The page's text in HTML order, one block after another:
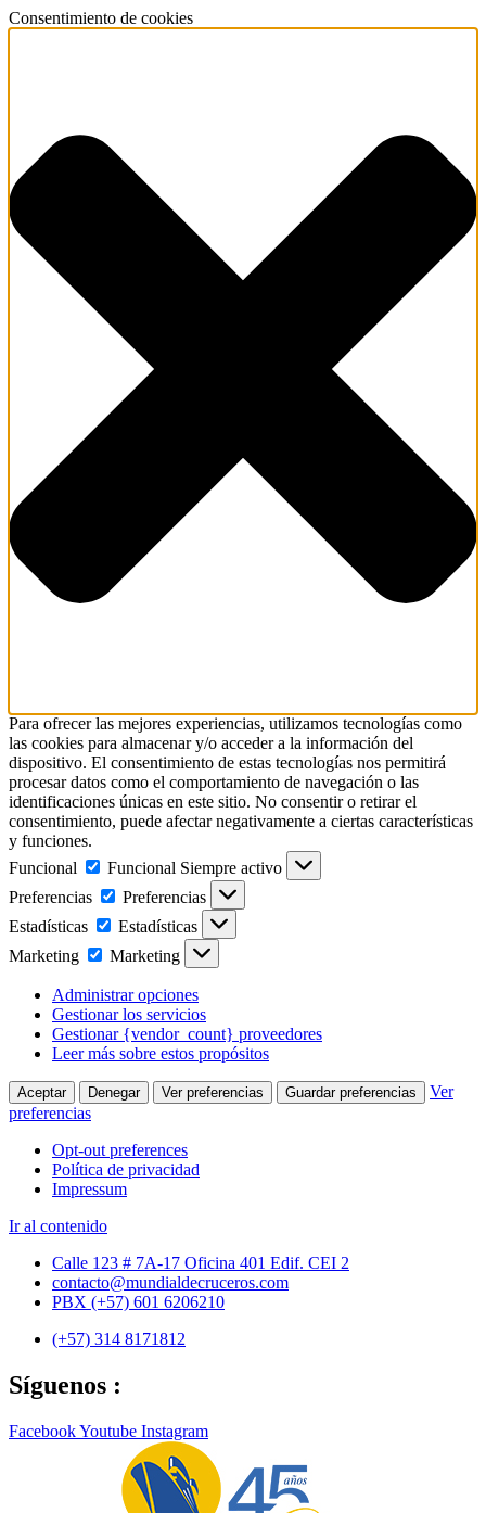
Consentimiento de cookies
Para ofrecer las mejores experiencias, utilizamos tecnologías como
las cookies para almacenar y/o acceder a la información del
dispositivo. El consentimiento de estas tecnologías nos permitirá
procesar datos como el comportamiento de navegación o las
identificaciones únicas en este sitio. No consentir o retirar el
consentimiento, puede afectar negativamente a ciertas características
y funciones.
Funcional
Funcional Siempre activo
Preferencias
Preferencias
Estadísticas
Estadísticas
Marketing
Marketing
Administrar opciones
Gestionar los servicios
Gestionar {vendor_count} proveedores
Leer más sobre estos propósitos
Aceptar Denegar Ver preferencias Guardar preferencias
Ver
preferencias
Opt-out preferences
Política de privacidad
Impressum
Ir al contenido
Calle 123 # 7A-17 Oficina 401 Edif. CEI 2
contacto@mundialdecruceros.com
PBX (+57) 601 6206210
(+57) 314 8171812
Síguenos :
FacebookYoutube Instagram